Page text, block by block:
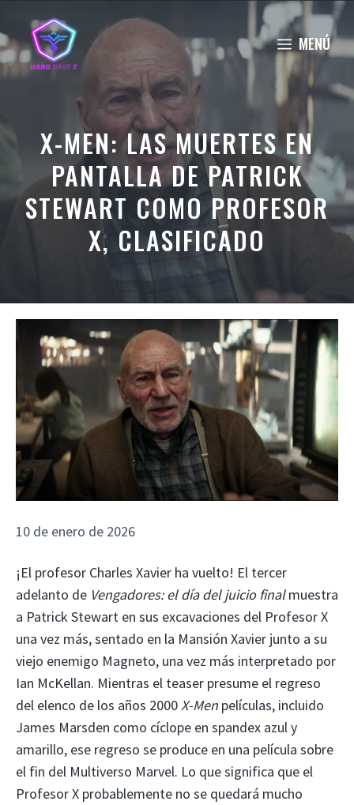
al
contenido
MENÚ
X-MEN: LAS MUERTES EN
PANTALLA DE PATRICK
STEWART COMO PROFESOR
X, CLASIFICADO
10 de enero de 2026
¡El profesor Charles Xavier ha vuelto! El tercer
adelanto de Vengadores: el día del juicio finalmuestra
a Patrick Stewart en sus excavaciones del Profesor X
una vez más, sentado en la Mansión Xavier junto a su
viejo enemigo Magneto, una vez más interpretado por
Ian McKellan. Mientras el teaser presume el regreso
del elenco de los años 2000X-Men películas, incluido
James Marsden como cíclope en spandex azul y
amarillo, ese regreso se produce en una película sobre
el fin del Multiverso Marvel. Lo que significa que el
Profesor X probablemente no se quedará mucho